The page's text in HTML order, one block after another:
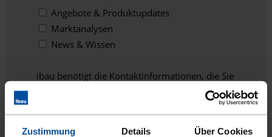
Zustimmung Details Über Cookies
Angebote & Produktupdates
Marktanalysen
News & Wissen
ibau benötigt die Kontaktinformationen, die Sie
uns zur Verfügung stellen, um Sie bezüglich
unserer Produkte und Dienstleistungen zu
kontaktieren. Sie können sich jederzeit von
diesen Benachrichtigungen abmelden.